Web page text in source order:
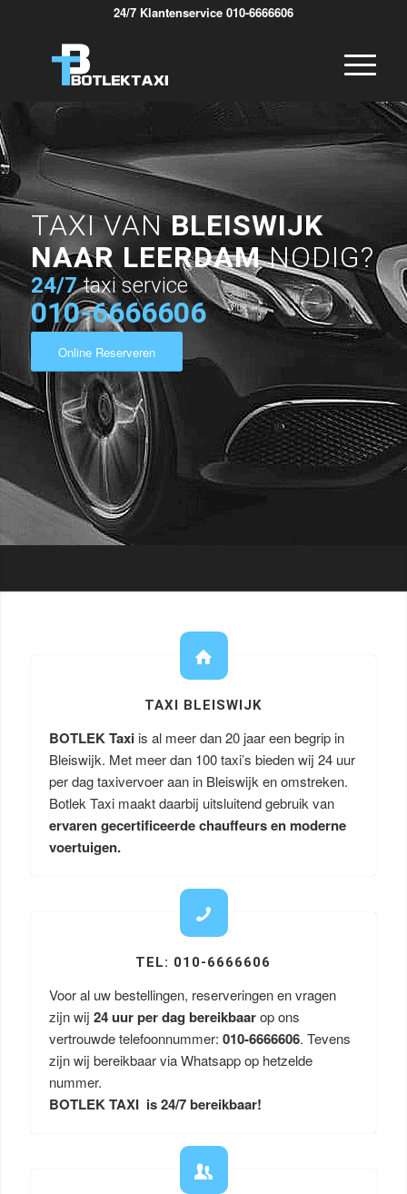
24/7 Klantenservice 010-6666606
TAXI VANBLEISWIJK
NAAR LEERDAMNODIG?
24/7 taxi service
010-6666606
Online Reserveren
TAXI BLEISWIJK
BOTLEK Taxi is al meer dan 20 jaar een begrip in
Bleiswijk. Met meer dan 100 taxi’s bieden wij 24 uur
per dag taxivervoer aan in Bleiswijk en omstreken.
Botlek Taxi maakt daarbij uitsluitend gebruik van
ervaren gecertificeerde chauffeurs en moderne
voertuigen.
TEL: 010-6666606
Voor al uw bestellingen, reserveringen en vragen
zijn wij 24 uur per dag bereikbaarop ons
vertrouwde telefoonnummer: 010-6666606. Tevens
zijn wij bereikbaar via Whatsapp op hetzelde
nummer.
BOTLEK TAXI is 24/7 bereikbaar!